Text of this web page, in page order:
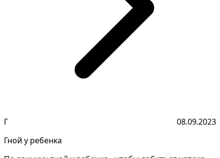
Г
08.09.2023
Гной у ребенка